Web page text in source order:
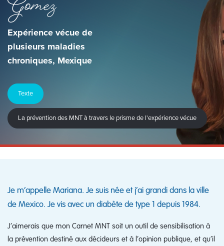
Expérience vécue de
plusieurs maladies
chroniques, Mexique
Texte
La prévention des MNT à travers le prisme de l'expérience vécue
Je m’appelle Mariana. Je suis née et j’ai grandi dans la ville
de Mexico. Je vis avec un diabète de type 1 depuis 1984.
J’aimerais que mon Carnet MNT soit un outil de sensibilisation à
la prévention destiné aux décideurs et à l’opinion publique, et qu’il